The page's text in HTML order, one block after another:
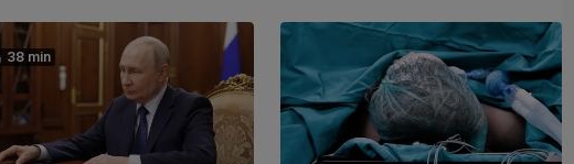
38 min